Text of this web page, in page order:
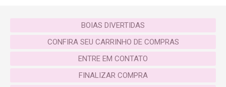
BOIAS DIVERTIDAS
CONFIRA SEU CARRINHO DE COMPRAS
ENTRE EM CONTATO
FINALIZAR COMPRA